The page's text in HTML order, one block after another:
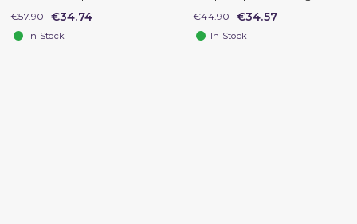
€57.90 €34.74
In Stock
€44.90 €34.57
In Stock